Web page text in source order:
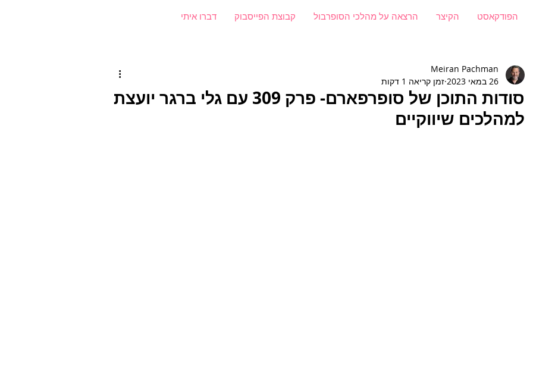
דברו איתי קבוצת הפייסבוק הרצאה על מהלכי הסופרבול הקיצר הפודקאסט
סודות התוכן של סופרפארם- פרק 309 עם גלי ברגר יועצת
למהלכים שיווקיים
Meiran Pachman
26 במאי 2023
זמן קריאה 1 דקות